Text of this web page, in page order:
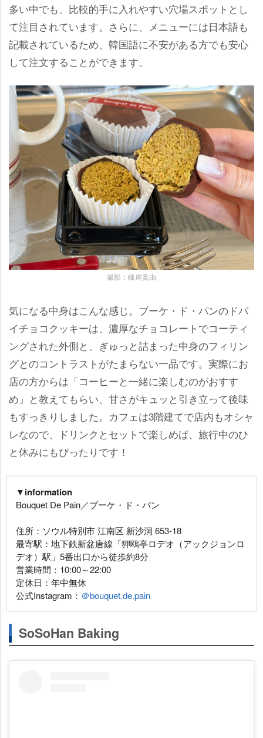
多い中でも、比較的手に入れやすい穴場スポットとし
て注目されています。さらに、メニューには日本語も
記載されているため、韓国語に不安がある方でも安心
して注文することができます。
撮影：峰岸真由
気になる中身はこんな感じ。ブーケ・ド・パンのドバ
イチョコクッキーは、濃厚なチョコレートでコーティ
ングされた外側と、ぎゅっと詰まった中身のフィリン
グとのコントラストがたまらない一品です。実際にお
店の方からは「コーヒーと一緒に楽しむのがおすす
め」と教えてもらい、甘さがキュッと引き立って後味
もすっきりしました。カフェは3階建てで店内もオシャ
レなので、ドリンクとセットで楽しめば、旅行中のひ
と休みにもぴったりです！
▼information
Bouquet De Pain／ブーケ・ド・パン
住所：ソウル特別市 江南区 新沙洞 653-18
最寄駅：地下鉄新盆唐線「狎鴎亭ロデオ（アックジョンロ
デオ）駅」5番出口から徒歩約8分
営業時間：10:00～22:00
定休日：年中無休
公式Instagram： ＠bouquet.de.pain
SoSoHan Baking